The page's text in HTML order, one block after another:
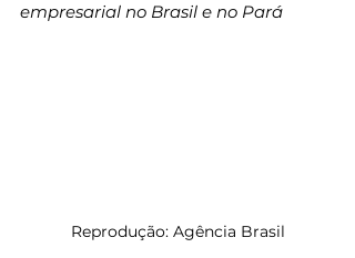
empresarial no Brasil e no Pará
Reprodução: Agência Brasil